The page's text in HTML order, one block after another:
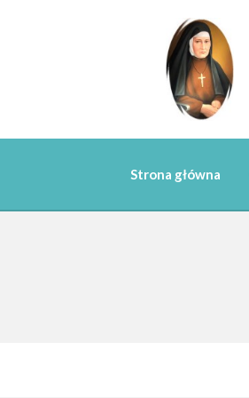
Strona główna